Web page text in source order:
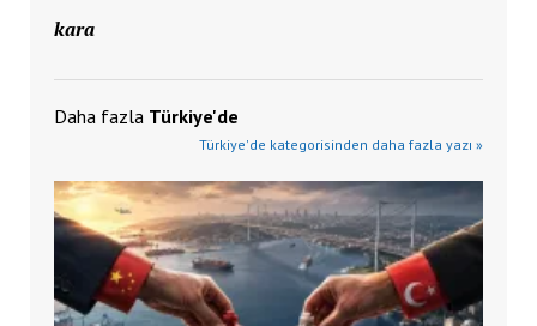
kara
Daha fazla Türkiye'de
Türkiye'de kategorisinden daha fazla yazı »